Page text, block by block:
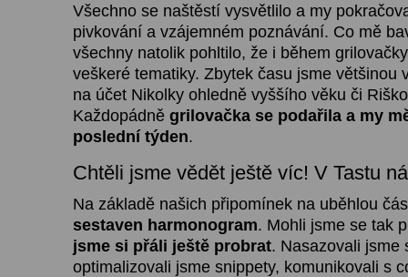
Všechno se naštěstí vysvětlilo a my
pivkování a vzájemném poznávání. Co mě
všechny natolik pohltilo, že i během
veškeré tematiky. Zbytek času jsme většinou
na účet Nikolky ohledně vyššího věku či
Každopádně grilovačka se podařila a my
poslední týden.
Chtěli jsme vědět ještě víc! V Tastu
Na základě našich připomínek na uběhlou
sestaven harmonogram. Mohli jsme se tak
jsme si přáli ještě probrat. Nasazovali jsme
optimalizovali jsme snippety, komunikovali s